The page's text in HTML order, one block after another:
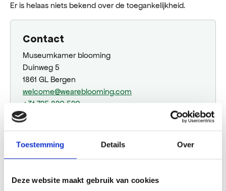
Toestemming Details Over
Deze website maakt gebruik van cookies
Er is helaas niets bekend over de toegankelijkheid.
Contact
Museumkamer blooming
Duinweg 5
1861 GL Bergen
welcome@weareblooming.com
+31 725 820 520
Plan jouw route
Website